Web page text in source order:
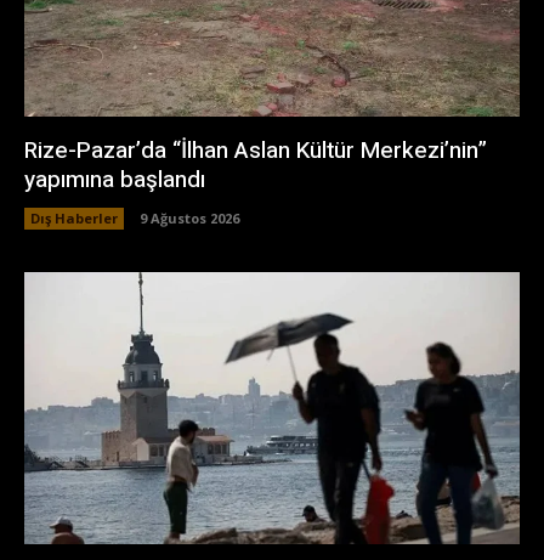
Rize-Pazar’da “İlhan Aslan Kültür Merkezi’nin”
yapımına başlandı
Dış Haberler 9 Ağustos 2026